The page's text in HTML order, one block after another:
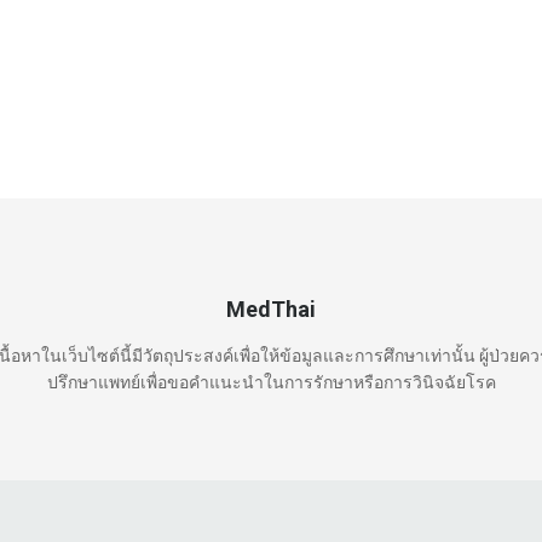
MedThai
อหาในเว็บไซต์นี้มีวัตถุประสงค์เพื่อให้ข้อมูลและการศึกษาเท่านั้น ผู้ป่วยค
ปรึกษาแพทย์เพื่อขอคำแนะนำในการรักษาหรือการวินิจฉัยโรค